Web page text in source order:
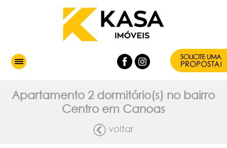
Apartamento 2 dormitório(s) no bairro
Centro em Canoas
voltar